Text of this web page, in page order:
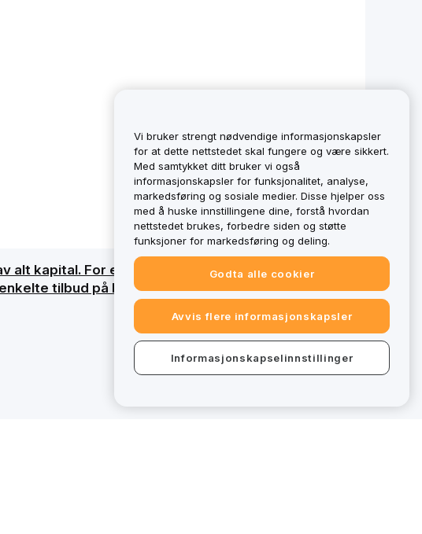
alt kapital. For en detaljert oversikt, se vår
tilbud på bybit.eu utenfor MiCAR-regulatorisk
Vi bruker strengt nødvendige informasjonskapsler
for at dette nettstedet skal fungere og være sikkert.
Med samtykket ditt bruker vi også
informasjonskapsler for funksjonalitet, analyse,
markedsføring og sosiale medier. Disse hjelper oss
med å huske innstillingene dine, forstå hvordan
nettstedet brukes, forbedre siden og støtte
funksjoner for markedsføring og deling.
Godta alle cookier
Avvis flere informasjonskapsler
Informasjonskapselinnstillinger